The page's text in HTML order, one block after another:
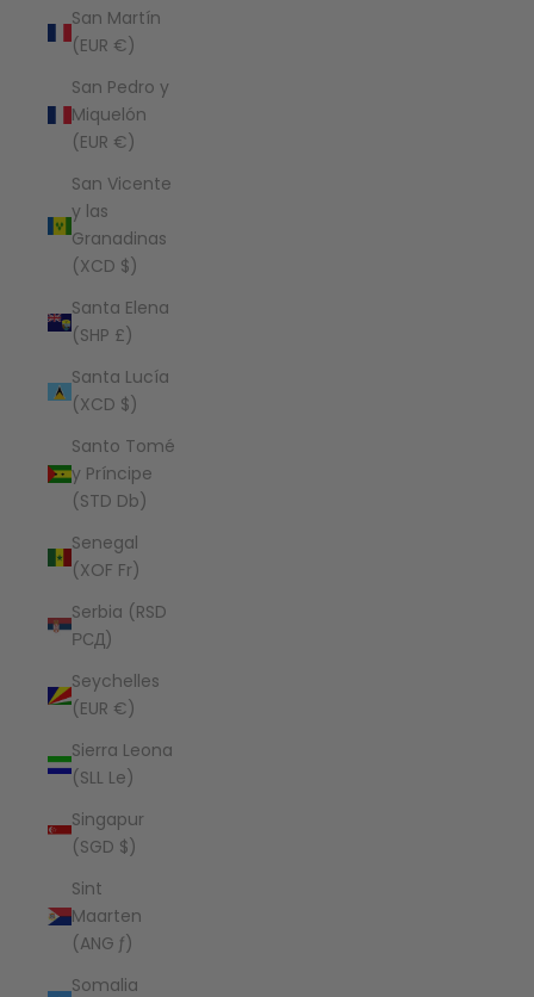
San Martín
(EUR €)
San Pedro y
Miquelón
(EUR €)
San Vicente
y las
Granadinas
(XCD $)
Santa Elena
(SHP £)
Santa Lucía
(XCD $)
Santo Tomé
y Príncipe
(STD Db)
Senegal
(XOF Fr)
Serbia (RSD
РСД)
Seychelles
(EUR €)
Sierra Leona
(SLL Le)
Singapur
(SGD $)
Sint
Maarten
(ANG ƒ)
Somalia